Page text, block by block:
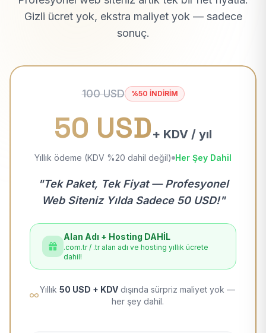
Gizli ücret yok, ekstra maliyet yok — sadece
sonuç.
100 USD %50 İNDİRİM
50 USD+ KDV / yıl
Yıllık ödeme (KDV %20 dahil değil) Her Şey Dahil
"Tek Paket, Tek Fiyat — Profesyonel
Web Siteniz Yılda Sadece 50 USD!"
Alan Adı + Hosting DAHİL
.com.tr / .tr alan adı ve hosting yıllık ücrete
dahil!
Yıllık 50 USD + KDV dışında sürpriz maliyet yok —
her şey dahil.